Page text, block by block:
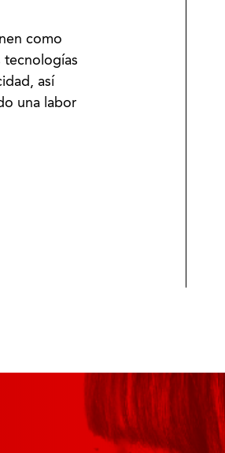
como
tecnologías
así
una labor